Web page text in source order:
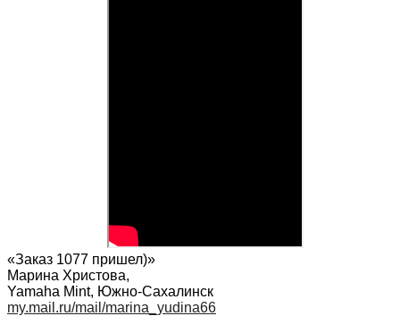
«Заказ 1077 пришел)»
Марина Христова,
Yamaha Mint, Южно-Сахалинск
my.mail.ru/mail/marina_yudina66